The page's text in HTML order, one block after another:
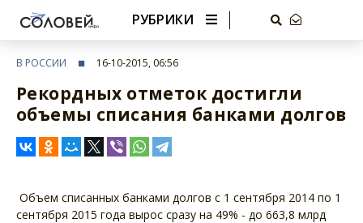
РУБРИКИ
В РОССИИ 16-10-2015, 06:56
Рекордных отметок достигли
объемы списания банками долгов
Объем списанных банками долгов с 1 сентября 2014 по 1
сентября 2015 года вырос сразу на 49% - до 663,8 млрд